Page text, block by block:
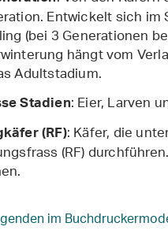
Entwickelt sich
(bei 3 Generationen
hängt vom
Adultstadium.
Stadien: Eier, Larven
(RF): Käfer, die
(RF)
im